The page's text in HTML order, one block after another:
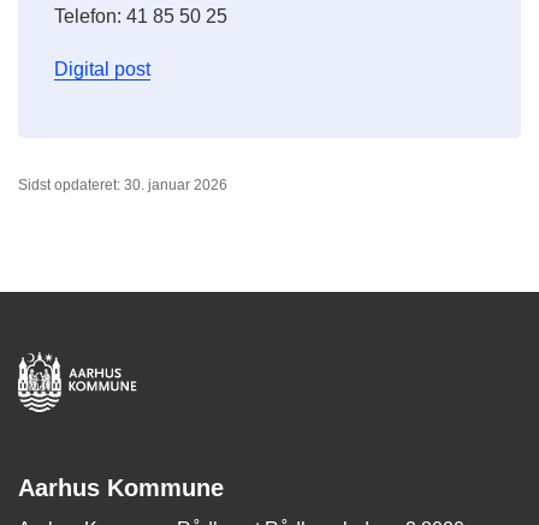
Telefon: 41 85 50 25
Digital post
Sidst opdateret: 30. januar 2026
Aarhus Kommune